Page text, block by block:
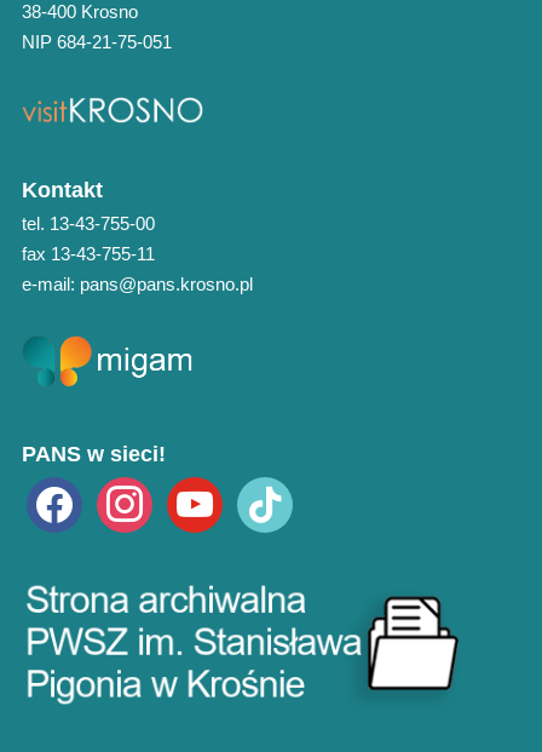
38-400 Krosno
NIP 684-21-75-051
Kontakt
tel. 13-43-755-00
fax 13-43-755-11
e-mail: pans@pans.krosno.pl
PANS w sieci!
facebook instagramyoutube tiktok